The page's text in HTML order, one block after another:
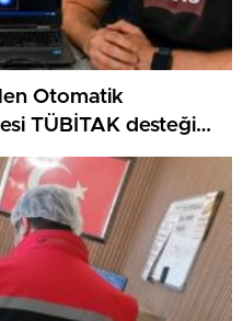
Otomatik
TÜBİTAK desteği